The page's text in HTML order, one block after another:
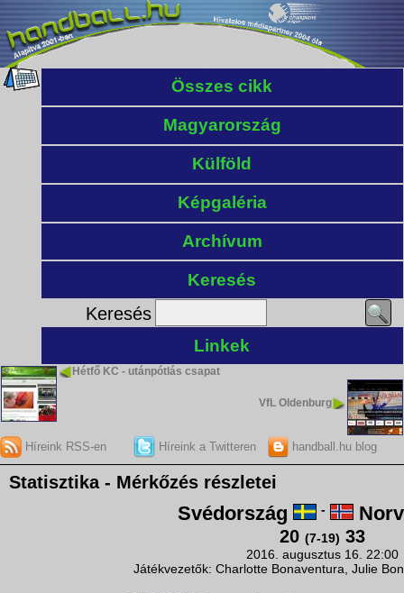
Összes cikk
Magyarország
Külföld
Képgaléria
Archívum
Keresés
Keresés
Linkek
Hétfő KC - utánpótlás csapat
VfL Oldenburg
Híreink RSS-en Híreink a Twitteren handball.hu blog
Statisztika - Mérkőzés részletei
Svédország -
20 (7-19) 33
2016. augusztus 16. 22:00
Játékvezetők: Charlotte Bonaventura, Julie